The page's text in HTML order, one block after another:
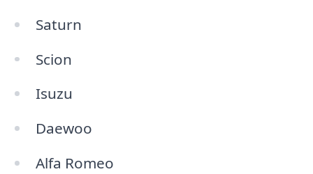
Saturn
Scion
Isuzu
Daewoo
Alfa Romeo